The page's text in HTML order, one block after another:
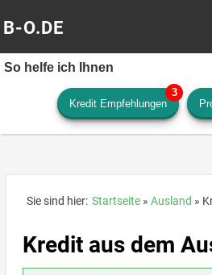
B-O.DE
So helfe ich Ihnen
Kredit Empfehlungen
Sie sind hier: Startseite Ausland
Kredit aus dem